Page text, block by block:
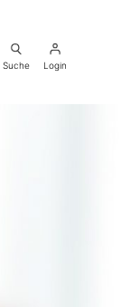
Suche Login